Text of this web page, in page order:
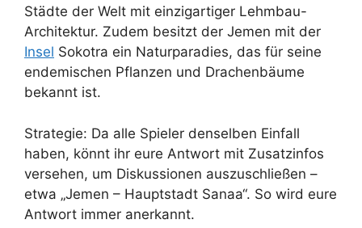
Städte der Welt mit einzigartiger Lehmbau-
Architektur. Zudem besitzt der Jemen mit der
Insel Sokotra ein Naturparadies, das für seine
endemischen Pflanzen und Drachenbäume
bekannt ist.
Strategie: Da alle Spieler denselben Einfall
haben, könnt ihr eure Antwort mit Zusatzinfos
versehen, um Diskussionen auszuschließen –
etwa „Jemen – Hauptstadt Sanaa“. So wird eure
Antwort immer anerkannt.